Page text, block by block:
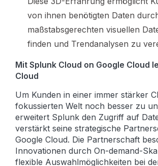
von ihnen benötigten Daten
maßstabsgerechten visuellen
finden und Trendanalysen zu
Mit Splunk Cloud on Google Cloud
Cloud
Um Kunden in einer immer stärker
fokussierten Welt noch besser zu
erweitert Splunk den Zugriff auf
verstärkt seine strategische
Google Cloud. Die Partnerschaft
Innovationen durch On-demand-
flexible Auswahlmöglichkeiten bei